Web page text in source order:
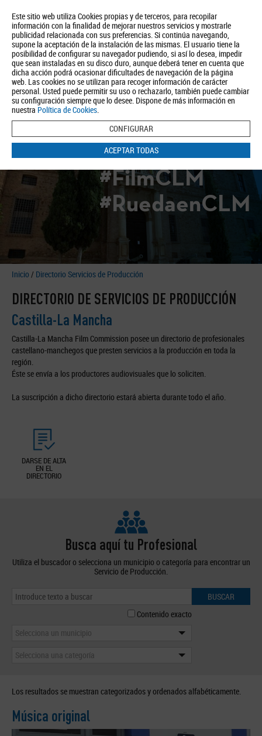
Este sitio web utiliza Cookies propias y de terceros, para recopilar
información con la finalidad de mejorar nuestros servicios y mostrarle
publicidad relacionada con sus preferencias. Si continúa navegando,
supone la aceptación de la instalación de las mismas. El usuario tiene la
posibilidad de configurar su navegador pudiendo, si así lo desea, impedir
que sean instaladas en su disco duro, aunque deberá tener en cuenta que
dicha acción podrá ocasionar dificultades de navegación de la página
web. Las cookies no se utilizan para recoger información de carácter
personal. Usted puede permitir su uso o rechazarlo, también puede cambiar
su configuración siempre que lo desee. Dispone de más información en
nuestra Política de Cookies.
CONFIGURAR
ACEPTAR TODAS
Quiénes somos Turismo Política de Privacidad Aviso Legal
Política de Cookies
BUSCAR
#FilmCLM
#RuedaenCLM
Inicio / Directorio Servicios de Producción
DIRECTORIO DE SERVICIOS DE PRODUCCIÓN
Castilla-La Mancha
Castilla-La Mancha Film Commission posee un directorio de profesionales
castellano-manchegos que presten servicios a la producción en toda la
región.
Éste se envía a los productores audiovisuales que lo soliciten.
La suscripción a dicho directorio estará abierta durante todo el año.
DARSE DE ALTA
EN EL
DIRECTORIO
Busca aquí tu Profesional
Utiliza el buscador o selecciona un municipio o categoría para encontrar un
Servicio de Producción.
BUSCAR
Contenido exacto
Selecciona un municipio
Selecciona una categoría
Los resultados se muestran categorizados y ordenados alfabéticamente.
Música original